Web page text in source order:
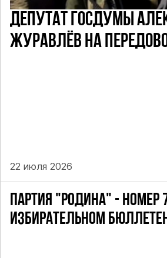
ПАРТИЯ "РОДИНА" - НОМЕР
ИЗБИРАТЕЛЬНОМ
ДЕПУТАТ ГОСДУМЫ
ЖУРАВЛЁВ НА
22 июля 2026